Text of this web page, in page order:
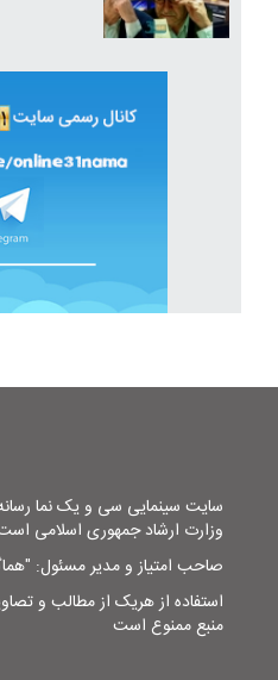
سایت سینمایی سی و یک نما
وزارت ارشاد جمهوری اسلامی
صاحب امتیاز و مدیر مسئول:
منبع ممنوع است